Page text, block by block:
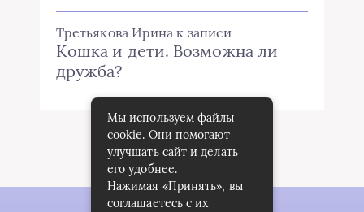
Третьякова Ирина к записи
Кошка и дети. Возможна ли
дружба?
Мы используем файлы
cookie. Они помогают
улучшать сайт и делать
его удобнее.
Нажимая «Принять», вы
соглашаетесь с их